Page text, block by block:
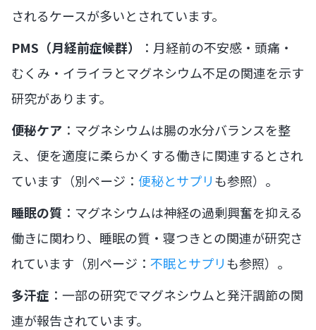
されるケースが多いとされています。
PMS（月経前症候群）
：月経前の不安感・頭痛・
むくみ・イライラとマグネシウム不足の関連を示す
研究があります。
便秘ケア ：マグネシウムは腸の水分バランスを整
え、便を適度に柔らかくする働きに関連するとされ
ています（別ページ： 便秘とサプリも参照）。
睡眠の質 ：マグネシウムは神経の過剰興奮を抑える
働きに関わり、睡眠の質・寝つきとの関連が研究さ
れています（別ページ： 不眠とサプリも参照）。
多汗症 ：一部の研究でマグネシウムと発汗調節の関
連が報告されています。